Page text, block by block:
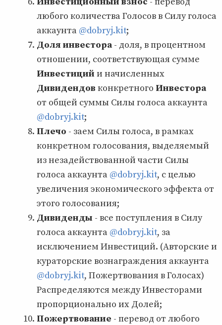
любого количества Голосов в Силу голоса
аккаунта @dobryj.kit;
Доля инвестора - доля, в процентном
отношении, соответствующая сумме
Инвестиций и начисленных
Дивидендов конкретного Инвестора
от общей суммы Силы голоса аккаунта
@dobryj.kit;
Плечо - заем Силы голоса, в рамках
конкретном голосования, выделяемый
из незадействованной части Силы
голоса аккаунта @dobryj.kit, с целью
увеличения экономического эффекта от
этого голосования;
Дивиденды - все поступления в Силу
голоса аккаунта @dobryj.kit, за
исключением Инвестиций. (Авторские и
кураторские вознаграждения аккаунта
@dobryj.kit, Пожертвования в Голосах)
Распределяются между Инвесторами
пропорционально их Долей;
Пожертвование - перевод от любого